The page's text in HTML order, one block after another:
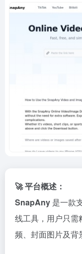
🚀 平台概述：
SnapAny 是一款
线工具，用户只需
频、封面图片及背